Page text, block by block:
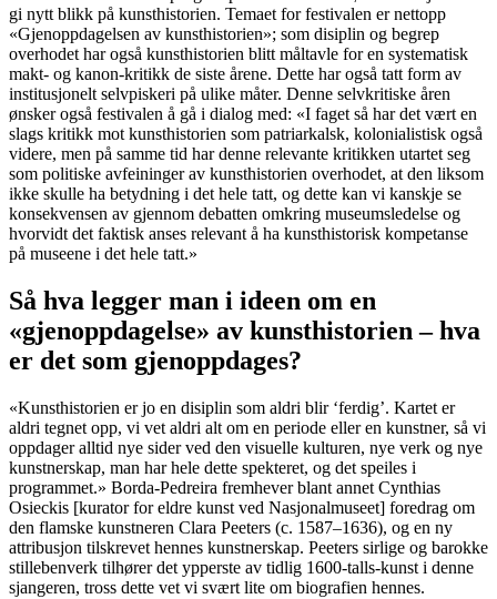
gi nytt blikk på kunsthistorien. Temaet for festivalen er nettopp
«Gjenoppdagelsen av kunsthistorien»; som disiplin og begrep
overhodet har også kunsthistorien blitt måltavle for en systematisk
makt- og kanon-kritikk de siste årene. Dette har også tatt form av
institusjonelt selvpiskeri på ulike måter. Denne selvkritiske åren
ønsker også festivalen å gå i dialog med: «I faget så har det vært en
slags kritikk mot kunsthistorien som patriarkalsk, kolonialistisk også
videre, men på samme tid har denne relevante kritikken utartet seg
som politiske avfeininger av kunsthistorien overhodet, at den liksom
ikke skulle ha betydning i det hele tatt, og dette kan vi kanskje se
konsekvensen av gjennom debatten omkring museumsledelse og
hvorvidt det faktisk anses relevant å ha kunsthistorisk kompetanse
på museene i det hele tatt.»
Så hva legger man i ideen om en
«gjenoppdagelse» av kunsthistorien – hva
er det som gjenoppdages?
«Kunsthistorien er jo en disiplin som aldri blir ‘ferdig’. Kartet er
aldri tegnet opp, vi vet aldri alt om en periode eller en kunstner, så vi
oppdager alltid nye sider ved den visuelle kulturen, nye verk og nye
kunstnerskap, man har hele dette spekteret, og det speiles i
programmet.» Borda-Pedreira fremhever blant annet Cynthias
Osieckis [kurator for eldre kunst ved Nasjonalmuseet] foredrag om
den flamske kunstneren Clara Peeters (c. 1587–1636), og en ny
attribusjon tilskrevet hennes kunstnerskap. Peeters sirlige og barokke
stillebenverk tilhører det ypperste av tidlig 1600-talls-kunst i denne
sjangeren, tross dette vet vi svært lite om biografien hennes.